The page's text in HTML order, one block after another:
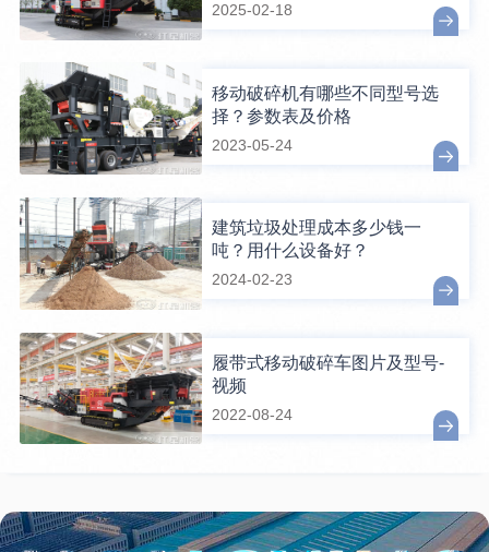
2025-02-18
移动破碎机有哪些不同型号选
择？参数表及价格
2023-05-24
建筑垃圾处理成本多少钱一
吨？用什么设备好？
2024-02-23
履带式移动破碎车图片及型号-
视频
2022-08-24